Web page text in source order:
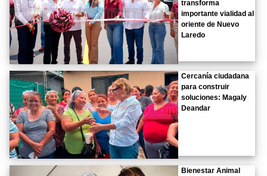
transforma
importante vialidad al
oriente de Nuevo
Laredo
Cercanía ciudadana
para construir
soluciones: Magaly
Deandar
Bienestar Animal